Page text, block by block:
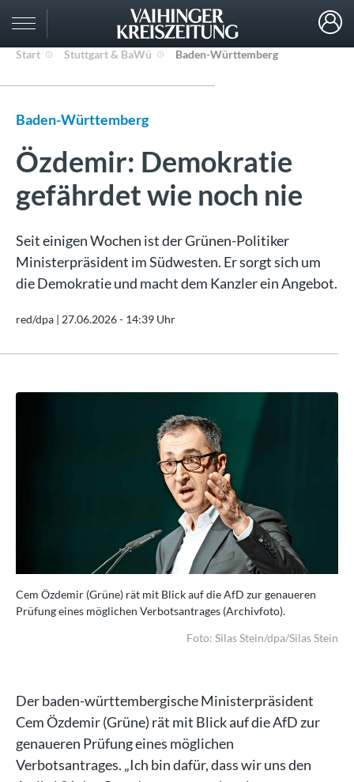
Start Stuttgart & BaWü Baden-Württemberg
Baden-Württemberg
Özdemir: Demokratie
gefährdet wie noch nie
Seit einigen Wochen ist der Grünen-Politiker
Ministerpräsident im Südwesten. Er sorgt sich um
die Demokratie und macht dem Kanzler ein Angebot.
red/dpa | 27.06.2026 - 14:39 Uhr
Cem Özdemir (Grüne) rät mit Blick auf die AfD zur genaueren
Prüfung eines möglichen Verbotsantrages (Archivfoto).
Foto: Silas Stein/dpa/Silas Stein
Der baden-württembergische Ministerpräsident
Cem Özdemir (Grüne) rät mit Blick auf die AfD zur
genaueren Prüfung eines möglichen
Verbotsantrages. „Ich bin dafür, dass wir uns den